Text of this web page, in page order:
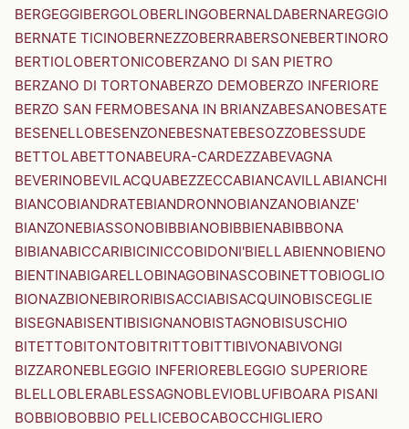
BERGEGGIBERGOLOBERLINGOBERNALDABERNAREGGIO
BERNATE TICINOBERNEZZOBERRABERSONEBERTINORO
BERTIOLOBERTONICOBERZANO DI SAN PIETRO
BERZANO DI TORTONABERZO DEMOBERZO INFERIORE
BERZO SAN FERMOBESANA IN BRIANZABESANOBESATE
BESENELLOBESENZONEBESNATEBESOZZOBESSUDE
BETTOLABETTONABEURA-CARDEZZABEVAGNA
BEVERINOBEVILACQUABEZZECCABIANCAVILLABIANCHI
BIANCOBIANDRATEBIANDRONNOBIANZANOBIANZE'
BIANZONEBIASSONOBIBBIANOBIBBIENABIBBONA
BIBIANABICCARIBICINICCOBIDONI'BIELLABIENNOBIENO
BIENTINABIGARELLOBINAGOBINASCOBINETTOBIOGLIO
BIONAZBIONEBIRORIBISACCIABISACQUINOBISCEGLIE
BISEGNABISENTIBISIGNANOBISTAGNOBISUSCHIO
BITETTOBITONTOBITRITTOBITTIBIVONABIVONGI
BIZZARONEBLEGGIO INFERIOREBLEGGIO SUPERIORE
BLELLOBLERABLESSAGNOBLEVIOBLUFIBOARA PISANI
BOBBIOBOBBIO PELLICEBOCABOCCHIGLIERO